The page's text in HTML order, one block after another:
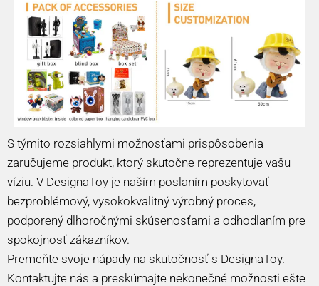
S týmito rozsiahlymi možnosťami prispôsobenia
zaručujeme produkt, ktorý skutočne reprezentuje vašu
víziu. V DesignaToy je naším poslaním poskytovať
bezproblémový, vysokokvalitný výrobný proces,
podporený dlhoročnými skúsenosťami a odhodlaním pre
spokojnosť zákazníkov.
Premeňte svoje nápady na skutočnosť s DesignaToy.
Kontaktujte nás a preskúmajte nekonečné možnosti ešte